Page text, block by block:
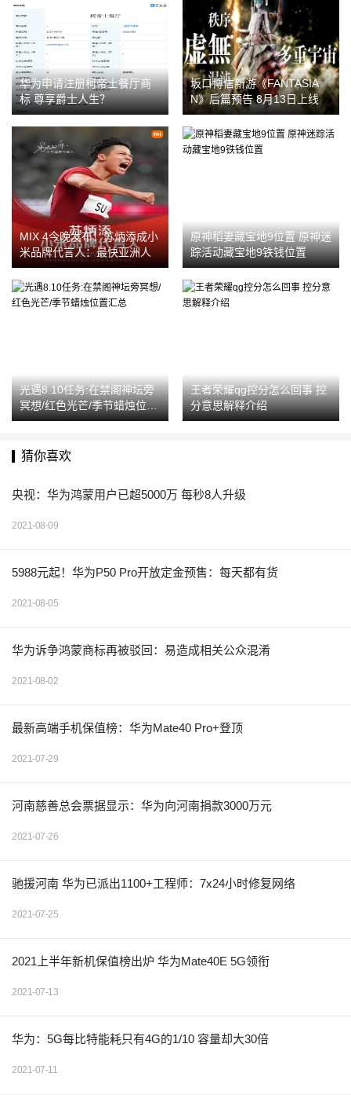
华为申请注册柯帝士餐厅商
标 尊享爵士人生？
坂口博信新游《FANTASIA
N》后篇预告 8月13日上线
MIX 4今晚发布！苏炳添成小
米品牌代言人：最快亚洲人
原神稻妻藏宝地9位置 原神迷
踪活动藏宝地9铁钱位置
光遇8.10任务:在禁阁神坛旁
冥想/红色光芒/季节蜡烛位置
汇总
王者荣耀qg控分怎么回事 控
分意思解释介绍
猜你喜欢
央视：华为鸿蒙用户已超5000万 每秒8人升级
2021-08-09
5988元起！华为P50 Pro开放定金预售：每天都有货
2021-08-05
华为诉争鸿蒙商标再被驳回：易造成相关公众混淆
2021-08-02
最新高端手机保值榜：华为Mate40 Pro+登顶
2021-07-29
河南慈善总会票据显示：华为向河南捐款3000万元
2021-07-26
驰援河南 华为已派出1100+工程师：7x24小时修复网络
2021-07-25
2021上半年新机保值榜出炉 华为Mate40E 5G领衔
2021-07-13
华为：5G每比特能耗只有4G的1/10 容量却大30倍
2021-07-11